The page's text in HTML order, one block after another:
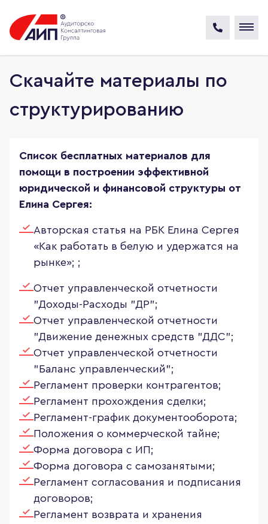
Скачайте материалы по
структурированию
Список бесплатных материалов для
помощи в построении эффективной
юридической и финансовой структуры от
Елина Сергея:
Авторская статья на РБК Елина Сергея
«Как работать в белую и удержатся на
рынке»; ;
Отчет управленческой отчетности
"Доходы-Расходы "ДР";
Отчет управленческой отчетности
"Движение денежных средств "ДДС";
Отчет управленческой отчетности
"Баланс управленческий";
Регламент проверки контрагентов;
Регламент прохождения сделки;
Регламент-график документооборота;
Положения о коммерческой тайне;
Форма договора с ИП;
Форма договора с самозанятыми;
Регламент согласования и подписания
договоров;
Регламент возврата и хранения